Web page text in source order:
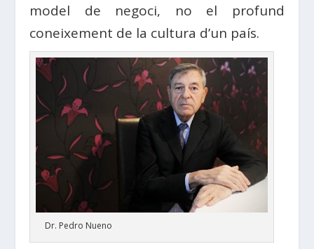
model de negoci, no el profund
coneixement de la cultura d’un país.
Dr. Pedro Nueno